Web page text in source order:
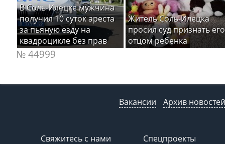
В Соль-Илецке мужчина
получил 10 суток ареста
за пьяную езду на
квадроцикле без прав
Житель Соль-Илецка
просил суд признать его
отцом ребенка
№ 44999
Вакансии Архив новостей
Свяжитесь с нами Спецпроекты